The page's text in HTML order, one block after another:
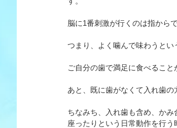
脳に1番刺激が行くのは指から
つまり、よく噛んで味わうとい
ご自分の歯で満足に食べるこ
あと、既に歯がなくて入れ歯
ちなみち、入れ歯も含め、か
座ったりという日常動作を行